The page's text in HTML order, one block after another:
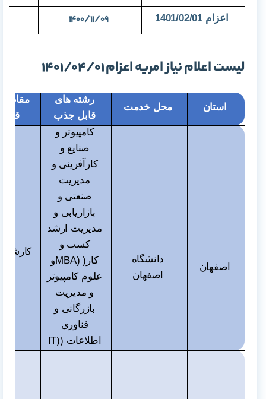
اعزام 1401/02/01 1400/11/09
لیست اعلام نیاز امریه اعزام 1401/04/01
استان محل خدمت
رشته های
قابل جذب
مقاطع
اصفهان
دانشگاه
اصفهان
کامپیوتر و
صنایع و
کارآفرینی و
مدیریت
صنعتی و
بازاریابی و
مدیریت ارشد
کسب و
کار(MBA)و
علوم کامپیوتر
و مدیریت
بازرگانی و
فناوری
اطلاعات (IT)